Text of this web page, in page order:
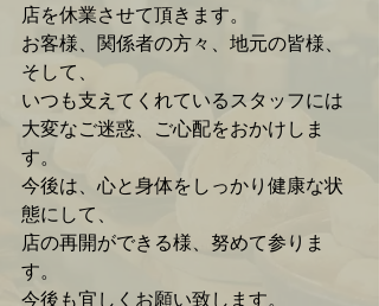
店を休業させて頂きます。
お客様、関係者の方々、地元の皆様、
そして、
いつも支えてくれているスタッフには
大変なご迷惑、ご心配をおかけしま
す。
今後は、心と身体をしっかり健康な状
態にして、
店の再開ができる様、努めて参りま
す。
今後も宜しくお願い致します。